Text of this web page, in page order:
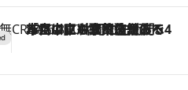
CREA'S CHOICE
2026.8.7
「立川にも歌舞伎があるんだよ」 片岡仁左衛門・市川中車ら豪華座組みで4年目の立川立飛歌舞伎へ